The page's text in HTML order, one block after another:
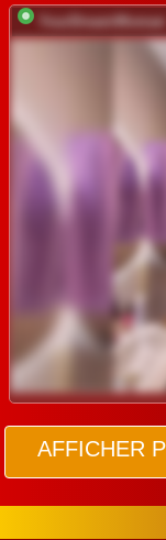
YourDreamWoman
AFFICHER